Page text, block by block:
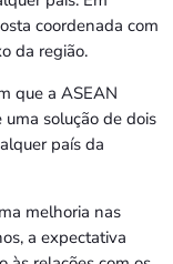
coordenada com
da região.
que a ASEAN
solução de dois
país da
melhoria nas
a expectativa